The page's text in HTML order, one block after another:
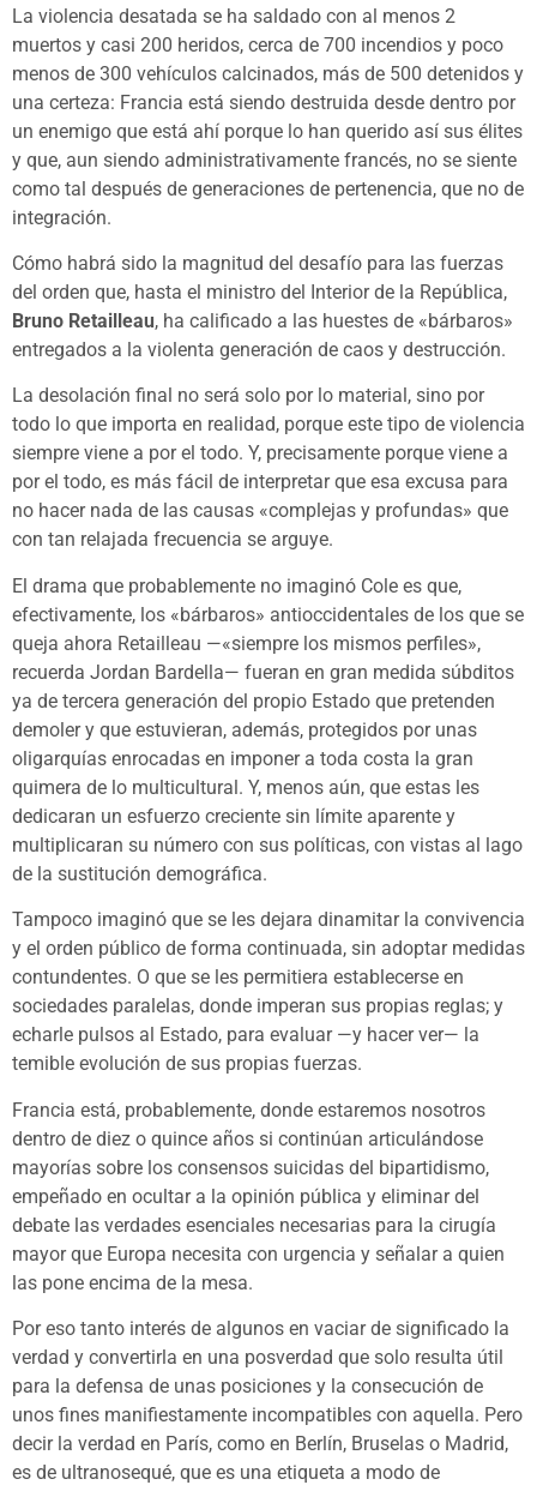
La violencia desatada se ha saldado con al menos 2
muertos y casi 200 heridos, cerca de 700 incendios y poco
menos de 300 vehículos calcinados, más de 500 detenidos y
una certeza: Francia está siendo destruida desde dentro por
un enemigo que está ahí porque lo han querido así sus élites
y que, aun siendo administrativamente francés, no se siente
como tal después de generaciones de pertenencia, que no de
integración.
Cómo habrá sido la magnitud del desafío para las fuerzas
del orden que, hasta el ministro del Interior de la República,
Bruno Retailleau, ha calificado a las huestes de «bárbaros»
entregados a la violenta generación de caos y destrucción.
La desolación final no será solo por lo material, sino por
todo lo que importa en realidad, porque este tipo de violencia
siempre viene a por el todo. Y, precisamente porque viene a
por el todo, es más fácil de interpretar que esa excusa para
no hacer nada de las causas «complejas y profundas» que
con tan relajada frecuencia se arguye.
El drama que probablemente no imaginó Cole es que,
efectivamente, los «bárbaros» antioccidentales de los que se
queja ahora Retailleau —«siempre los mismos perfiles»,
recuerda Jordan Bardella— fueran en gran medida súbditos
ya de tercera generación del propio Estado que pretenden
demoler y que estuvieran, además, protegidos por unas
oligarquías enrocadas en imponer a toda costa la gran
quimera de lo multicultural. Y, menos aún, que estas les
dedicaran un esfuerzo creciente sin límite aparente y
multiplicaran su número con sus políticas, con vistas al lago
de la sustitución demográfica.
Tampoco imaginó que se les dejara dinamitar la convivencia
y el orden público de forma continuada, sin adoptar medidas
contundentes. O que se les permitiera establecerse en
sociedades paralelas, donde imperan sus propias reglas; y
echarle pulsos al Estado, para evaluar —y hacer ver— la
temible evolución de sus propias fuerzas.
Francia está, probablemente, donde estaremos nosotros
dentro de diez o quince años si continúan articulándose
mayorías sobre los consensos suicidas del bipartidismo,
empeñado en ocultar a la opinión pública y eliminar del
debate las verdades esenciales necesarias para la cirugía
mayor que Europa necesita con urgencia y señalar a quien
las pone encima de la mesa.
Por eso tanto interés de algunos en vaciar de significado la
verdad y convertirla en una posverdad que solo resulta útil
para la defensa de unas posiciones y la consecución de
unos fines manifiestamente incompatibles con aquella. Pero
decir la verdad en París, como en Berlín, Bruselas o Madrid,
es de ultranosequé, que es una etiqueta a modo de